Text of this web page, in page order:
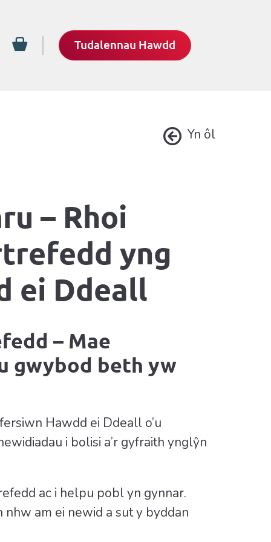
Tudalennau Hawdd
Yn ôl
– Rhoi
yng
ei Ddeall
– Mae
gwybod beth yw
Hawdd ei Ddeall o’u
i bolisi a’r gyfraith ynglŷn
ac i helpu pobl yn gynnar.
am ei newid a sut y byddan